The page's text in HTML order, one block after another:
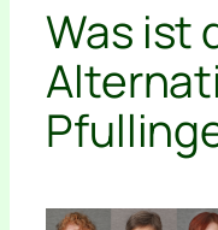
Was ist